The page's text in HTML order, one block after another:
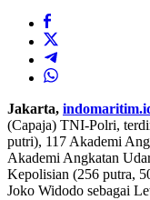
Jakarta,
(Capaja) TNI-Polri,
putri), 117 Akademi
Akademi Angkatan
Kepolisian (256 putra,
Joko Widodo sebagai